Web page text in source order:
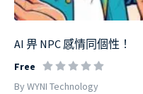
AI 畀 NPC 感情同個性！
Free
By WYNI Technology